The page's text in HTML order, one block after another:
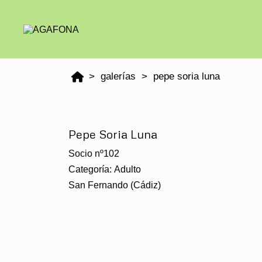
galerías pepe soria luna
Pepe Soria Luna
Socio nº102
Categoría: Adulto
San Fernando (Cádiz)